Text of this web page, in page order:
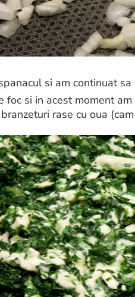
si am continuat
foc si in acest moment
rase cu oua